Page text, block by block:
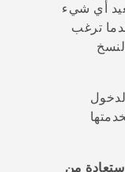
أي شيء
ترغب
استعادة من